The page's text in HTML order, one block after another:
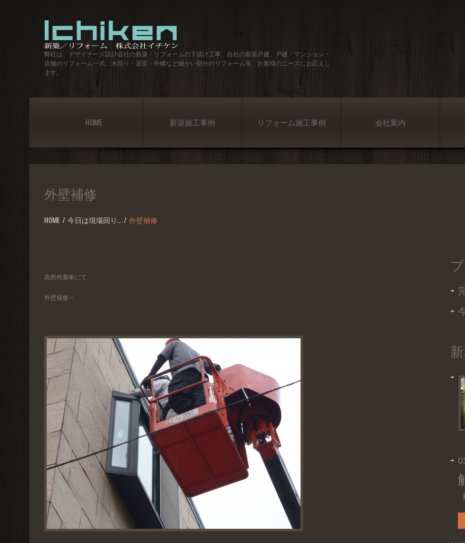
弊社は、デザイナーズ設計会社の新築・リフォームの下請け工事、自社の新築戸建、戸建・マンション・
店舗のリフォーム一式、水回り・居室・外構など細かい部分のリフォーム等、お客様のニーズにお応えし
ます。
HOME 新築施工事例 リフォーム施工事例 会社案内
外壁補修
HOME 今日は現場回り… 外壁補修
高所作業車にて
外壁補修～